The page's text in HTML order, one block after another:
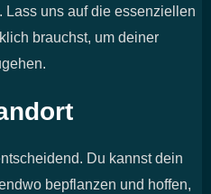
uns auf die essenziellen
brauchst, um deiner
Du kannst dein
bepflanzen und hoffen,